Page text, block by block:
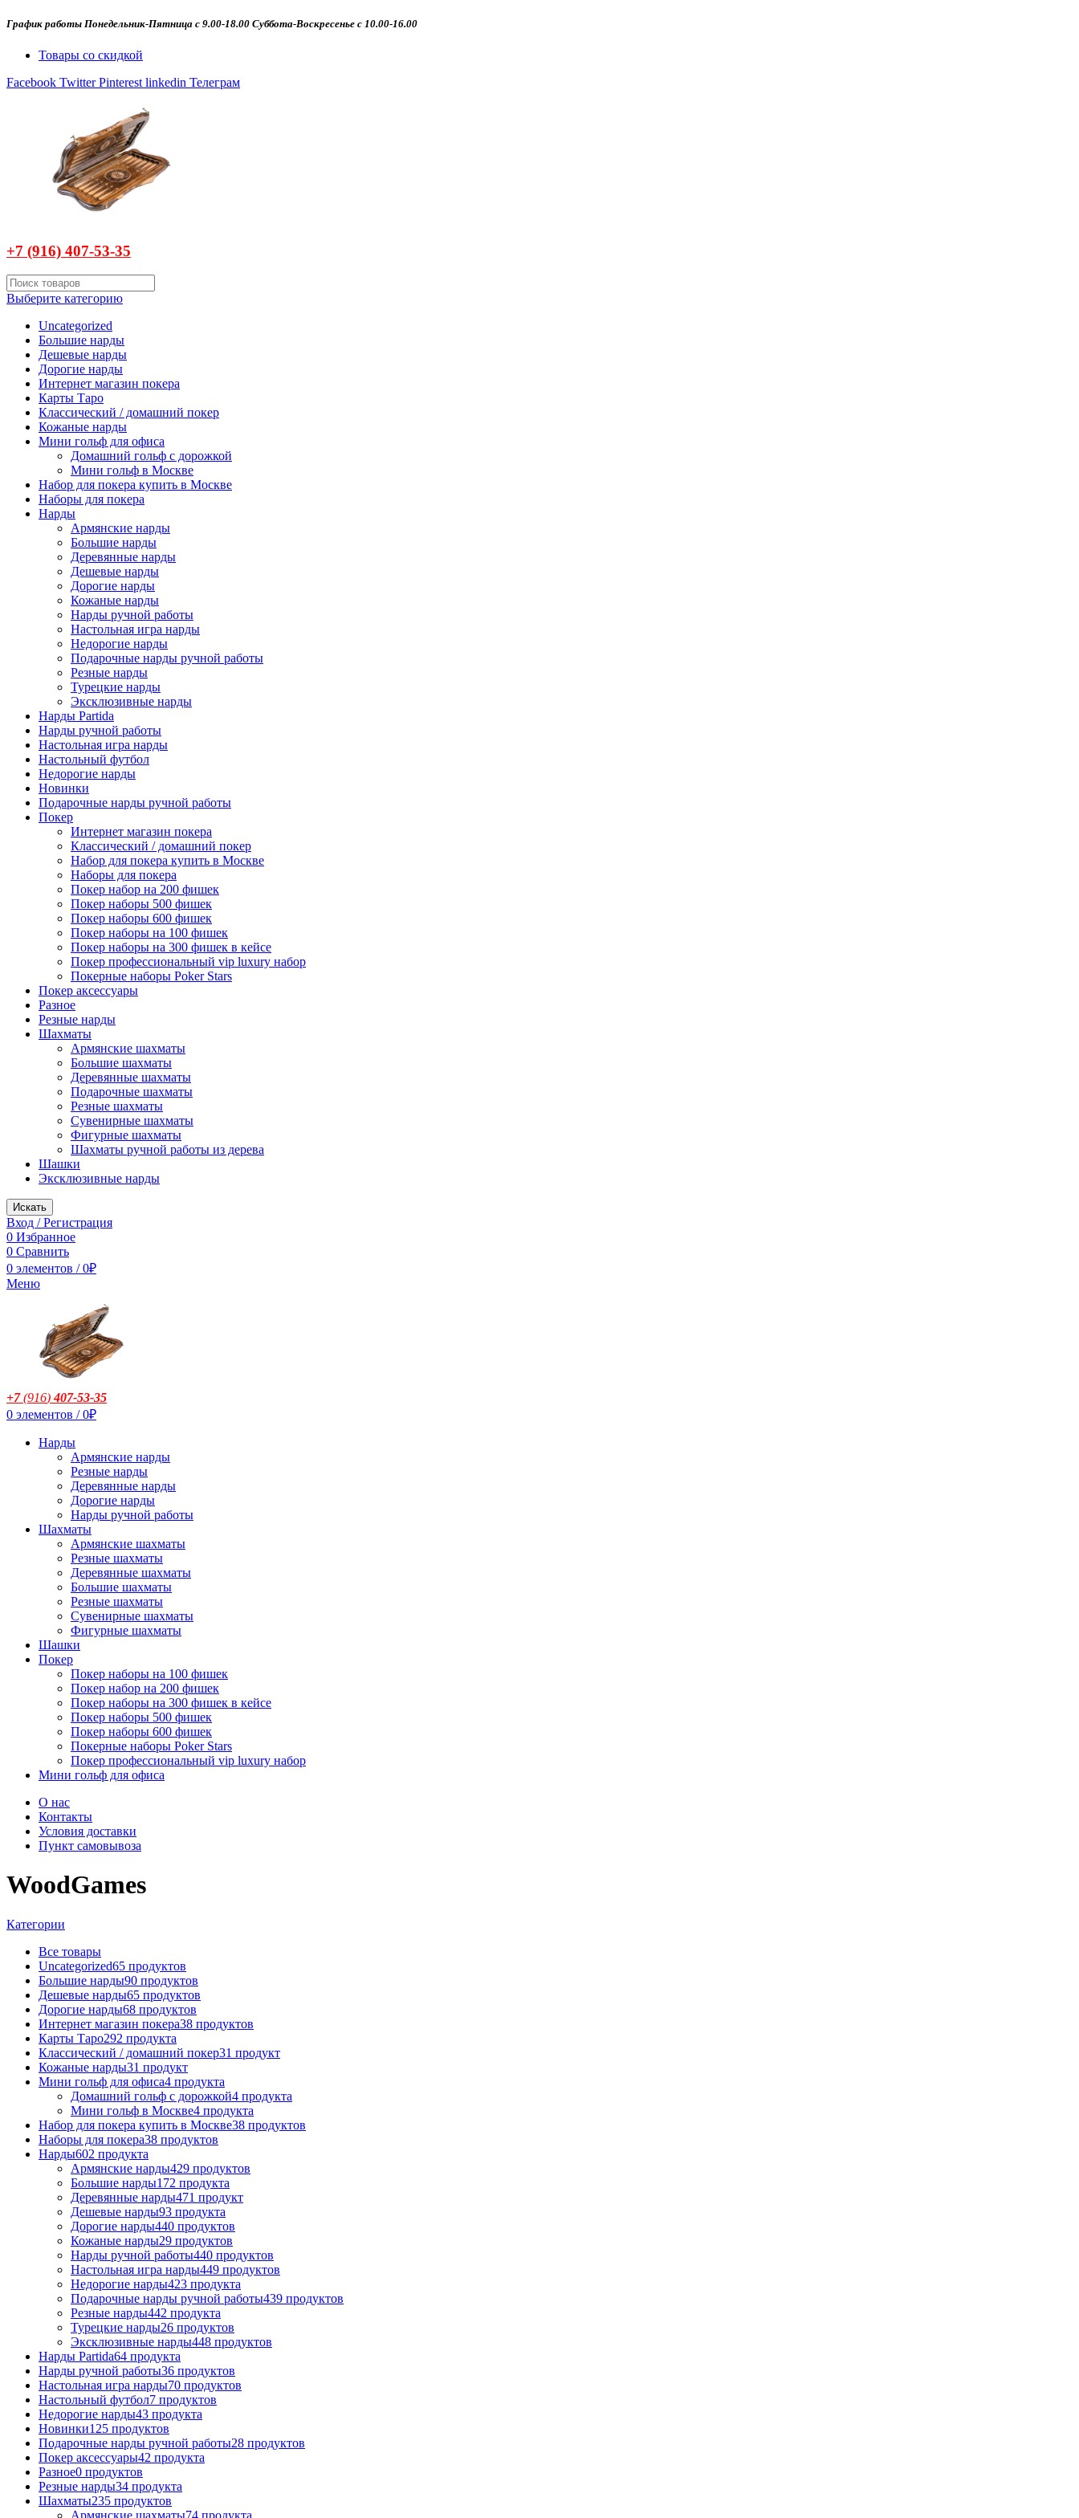
График работы Понедельник-Пятница с 9.00-18.00 Суббота-Воскресенье с 10.00-16.00
Товары со скидкой
Facebook Twitter Pinterest linkedin Телеграм
+7 (916) 407-53-35
Выберите категорию
Uncategorized
Большие нарды
Дешевые нарды
Дорогие нарды
Интернет магазин покера
Карты Таро
Классический / домашний покер
Кожаные нарды
Мини гольф для офиса
Домашний гольф с дорожкой
Мини гольф в Москве
Набор для покера купить в Москве
Наборы для покера
Нарды
Армянские нарды
Большие нарды
Деревянные нарды
Дешевые нарды
Дорогие нарды
Кожаные нарды
Нарды ручной работы
Настольная игра нарды
Недорогие нарды
Подарочные нарды ручной работы
Резные нарды
Турецкие нарды
Эксклюзивные нарды
Нарды Partida
Нарды ручной работы
Настольная игра нарды
Настольный футбол
Недорогие нарды
Новинки
Подарочные нарды ручной работы
Покер
Интернет магазин покера
Классический / домашний покер
Набор для покера купить в Москве
Наборы для покера
Покер набор на 200 фишек
Покер наборы 500 фишек
Покер наборы 600 фишек
Покер наборы на 100 фишек
Покер наборы на 300 фишек в кейсе
Покер профессиональный vip luxury набор
Покерные наборы Poker Stars
Покер аксессуары
Разное
Резные нарды
Шахматы
Армянские шахматы
Большие шахматы
Деревянные шахматы
Подарочные шахматы
Резные шахматы
Сувенирные шахматы
Фигурные шахматы
Шахматы ручной работы из дерева
Шашки
Эксклюзивные нарды
Искать
Вход / Регистрация
0 Избранное
0 Сравнить
0 элементов / 0₽
Меню
+7(916)407-53-35
0 элементов / 0₽
Нарды
Армянские нарды
Резные нарды
Деревянные нарды
Дорогие нарды
Нарды ручной работы
Шахматы
Армянские шахматы
Резные шахматы
Деревянные шахматы
Большие шахматы
Резные шахматы
Сувенирные шахматы
Фигурные шахматы
Шашки
Покер
Покер наборы на 100 фишек
Покер набор на 200 фишек
Покер наборы на 300 фишек в кейсе
Покер наборы 500 фишек
Покер наборы 600 фишек
Покерные наборы Poker Stars
Покер профессиональный vip luxury набор
Мини гольф для офиса
О нас
Контакты
Условия доставки
Пункт самовывоза
WoodGames
Категории
Все товары
Uncategorized65 продуктов
Большие нарды90 продуктов
Дешевые нарды65 продуктов
Дорогие нарды68 продуктов
Интернет магазин покера38 продуктов
Карты Таро292 продукта
Классический / домашний покер31 продукт
Кожаные нарды31 продукт
Мини гольф для офиса4 продукта
Домашний гольф с дорожкой4 продукта
Мини гольф в Москве4 продукта
Набор для покера купить в Москве38 продуктов
Наборы для покера38 продуктов
Нарды602 продукта
Армянские нарды429 продуктов
Большие нарды172 продукта
Деревянные нарды471 продукт
Дешевые нарды93 продукта
Дорогие нарды440 продуктов
Кожаные нарды29 продуктов
Нарды ручной работы440 продуктов
Настольная игра нарды449 продуктов
Недорогие нарды423 продукта
Подарочные нарды ручной работы439 продуктов
Резные нарды442 продукта
Турецкие нарды26 продуктов
Эксклюзивные нарды448 продуктов
Нарды Partida64 продукта
Нарды ручной работы36 продуктов
Настольная игра нарды70 продуктов
Настольный футбол7 продуктов
Недорогие нарды43 продукта
Новинки125 продуктов
Подарочные нарды ручной работы28 продуктов
Покер аксессуары42 продукта
Разное0 продуктов
Резные нарды34 продукта
Шахматы235 продуктов
Армянские шахматы74 продукта